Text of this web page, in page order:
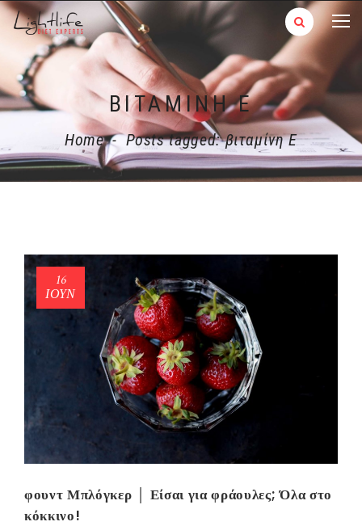
ΒΙΤΑΜΊΝΗ Ε
Home - Posts tagged: βιταμίνη Ε
16
ΙΟΎΝ
φουντ Μπλόγκερ │ Είσαι για φράουλες; Όλα στο
κόκκινο!